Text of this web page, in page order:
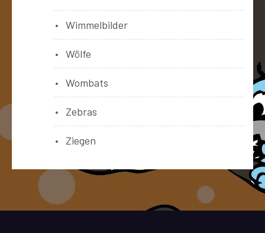
Wimmelbilder
Wölfe
Wombats
Zebras
Ziegen